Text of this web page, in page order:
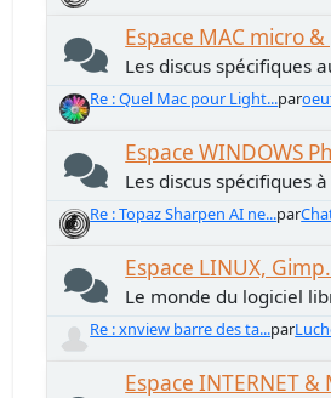
Espace MAC micro
Les discus spécifiques
Re : Quel Mac pour Light...par
Espace WINDOWS
Les discus spécifiques
Re : Topaz Sharpen AI ne...par
Espace LINUX,
Le monde du logiciel
Re : xnview barre des ta...par
Espace INTERNET